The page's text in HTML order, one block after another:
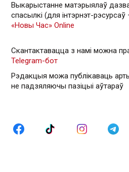
Выкарыстанне матэрыялаў
спасылкі (для інтэрнэт-
«Новы Час» Online
Скантактавацца з намі можна
Telegram-бот
Рэдакцыя можа публікаваць
не падзяляючы пазіцыі аўтараў